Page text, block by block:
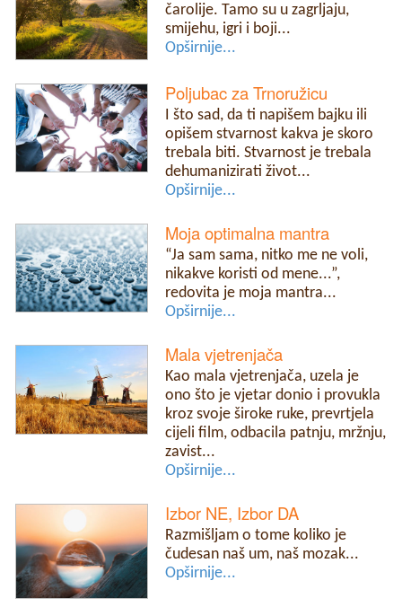
čarolije. Tamo su u zagrljaju,
smijehu, igri i boji...
Opširnije...
Poljubac za Trnoružicu
I što sad, da ti napišem bajku ili
opišem stvarnost kakva je skoro
trebala biti. Stvarnost je trebala
dehumanizirati život...
Opširnije...
Moja optimalna mantra
“Ja sam sama, nitko me ne voli,
nikakve koristi od mene...”,
redovita je moja mantra...
Opširnije...
Mala vjetrenjača
Kao mala vjetrenjača, uzela je
ono što je vjetar donio i provukla
kroz svoje široke ruke, prevrtjela
cijeli film, odbacila patnju, mržnju,
zavist...
Opširnije...
Izbor NE, Izbor DA
Razmišljam o tome koliko je
čudesan naš um, naš mozak...
Opširnije...